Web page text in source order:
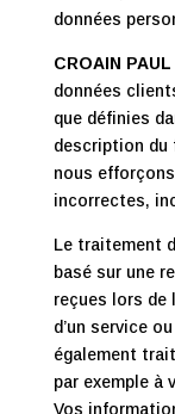
données
CROAIN
données
que définies
description du
nous
incorrectes,
Le traitement
basé sur une
reçues lors de
d’un service
également
par exemple à
Vos